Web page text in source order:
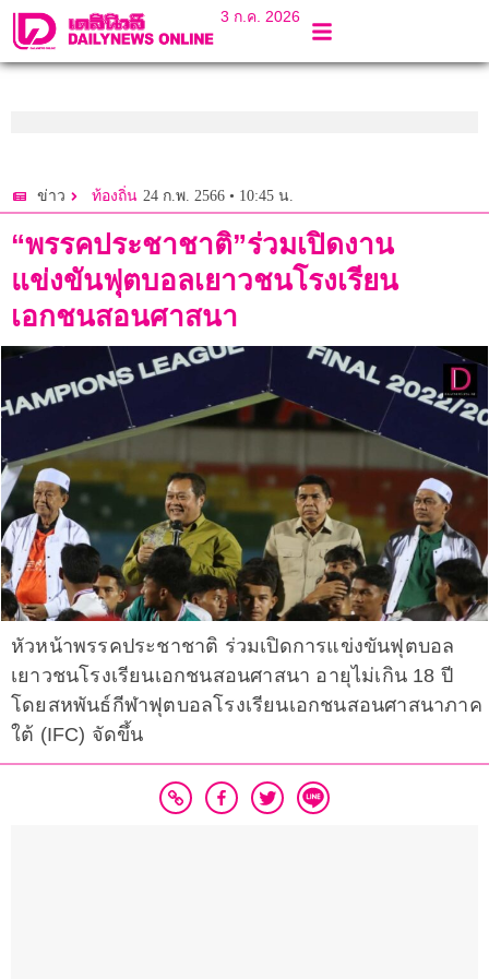
3 ก.ค. 2026
ข่าว ท้องถิ่น 24 ก.พ. 2566 • 10:45 น.
“พรรคประชาชาติ”ร่วมเปิดงาน
แข่งขันฟุตบอลเยาวชนโรงเรียน
เอกชนสอนศาสนา
หัวหน้าพรรคประชาชาติ ร่วมเปิดการแข่งขันฟุตบอล
เยาวชนโรงเรียนเอกชนสอนศาสนา อายุไม่เกิน 18 ปี
โดยสหพันธ์กีฬาฟุตบอลโรงเรียนเอกชนสอนศาสนาภาค
ใต้ (IFC) จัดขึ้น